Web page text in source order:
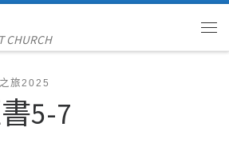
CHURCH
旅2025
5-7